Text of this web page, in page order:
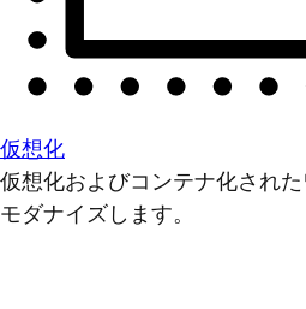
仮想化
仮想化およびコンテナ化され
モダナイズします。